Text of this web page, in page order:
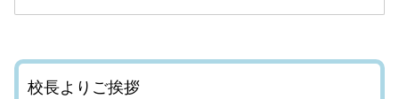
校長よりご挨拶